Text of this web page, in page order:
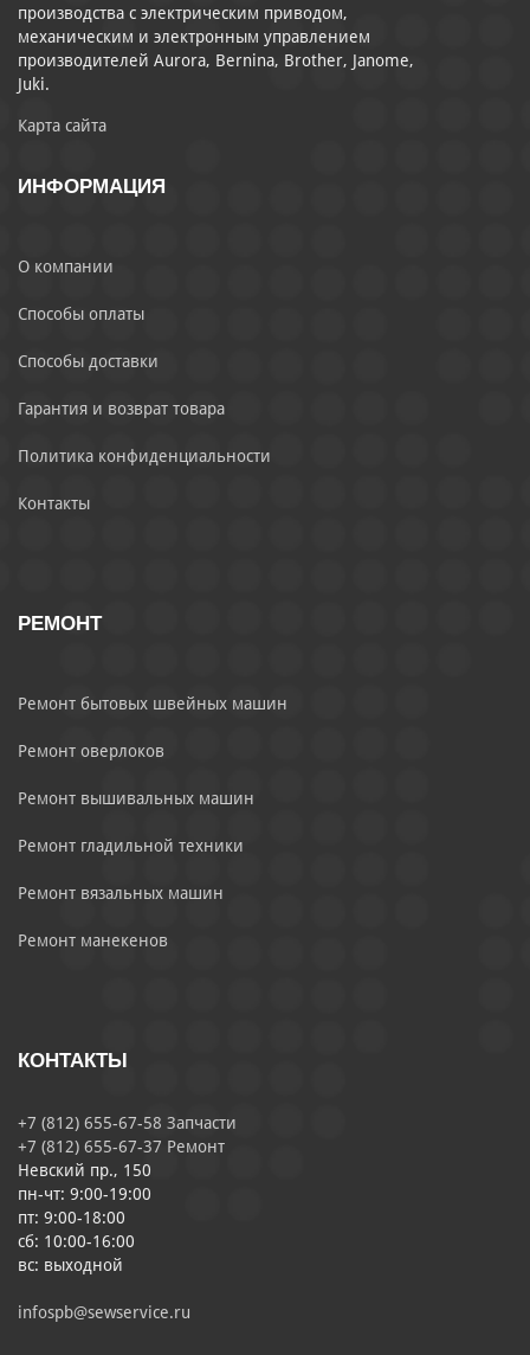
производства с электрическим приводом,
механическим и электронным управлением
производителей Aurora, Bernina, Brother, Janome,
Juki.
Карта сайта
ИНФОРМАЦИЯ
О компании
Способы оплаты
Способы доставки
Гарантия и возврат товара
Политика конфиденциальности
Контакты
РЕМОНТ
Ремонт бытовых швейных машин
Ремонт оверлоков
Ремонт вышивальных машин
Ремонт гладильной техники
Ремонт вязальных машин
Ремонт манекенов
КОНТАКТЫ
+7 (812) 655-67-58 Запчасти
+7 (812) 655-67-37 Ремонт
Невский пр., 150
пн-чт: 9:00-19:00
пт: 9:00-18:00
сб: 10:00-16:00
вс: выходной
infospb@sewservice.ru